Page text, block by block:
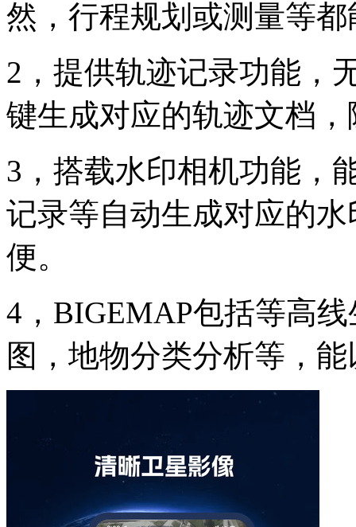
然，行程规划或测量等
2，提供轨迹记录功能，
键生成对应的轨迹文档
3，搭载水印相机功能，
记录等自动生成对应的
便。
4，BIGEMAP包括等高
图，地物分类分析等，